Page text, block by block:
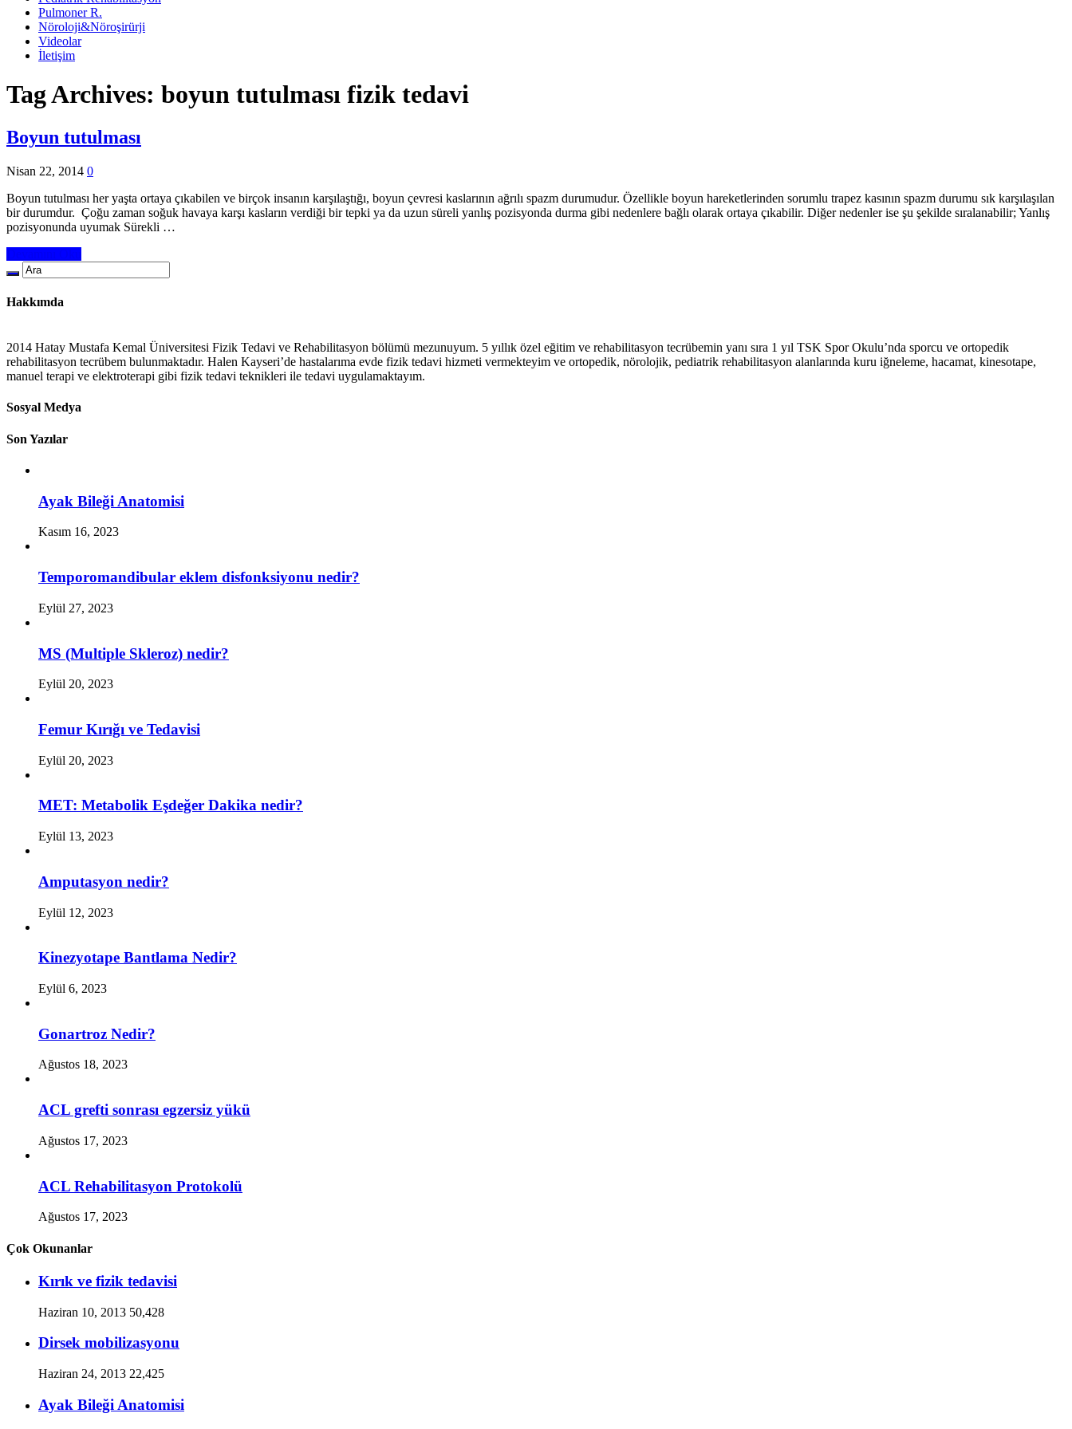
Pulmoner R.
Nöroloji&Nöroşirürji
Videolar
İletişim
Tag Archives: boyun tutulması fizik tedavi
Boyun tutulması
Nisan 22, 2014 0
Boyun tutulması her yaşta ortaya çıkabilen ve birçok insanın karşılaştığı, boyun çevresi kaslarının ağrılı spazm durumudur. Özellikle boyun hareketlerinden sorumlu trapez kasının spazm durumu sık karşılaşılan
bir durumdur. Çoğu zaman soğuk havaya karşı kasların verdiği bir tepki ya da uzun süreli yanlış pozisyonda durma gibi nedenlere bağlı olarak ortaya çıkabilir. Diğer nedenler ise şu şekilde sıralanabilir; Yanlış
pozisyonunda uyumak Sürekli …
Hakkımda
2014 Hatay Mustafa Kemal Üniversitesi Fizik Tedavi ve Rehabilitasyon bölümü mezunuyum. 5 yıllık özel eğitim ve rehabilitasyon tecrübemin yanı sıra 1 yıl TSK Spor Okulu’nda sporcu ve ortopedik
rehabilitasyon tecrübem bulunmaktadır. Halen Kayseri’de hastalarıma evde fizik tedavi hizmeti vermekteyim ve ortopedik, nörolojik, pediatrik rehabilitasyon alanlarında kuru iğneleme, hacamat, kinesotape,
manuel terapi ve elektroterapi gibi fizik tedavi teknikleri ile tedavi uygulamaktayım.
Sosyal Medya
Son Yazılar
Ayak Bileği Anatomisi
Kasım 16, 2023
Temporomandibular eklem disfonksiyonu nedir?
Eylül 27, 2023
MS (Multiple Skleroz) nedir?
Eylül 20, 2023
Femur Kırığı ve Tedavisi
Eylül 20, 2023
MET: Metabolik Eşdeğer Dakika nedir?
Eylül 13, 2023
Amputasyon nedir?
Eylül 12, 2023
Kinezyotape Bantlama Nedir?
Eylül 6, 2023
Gonartroz Nedir?
Ağustos 18, 2023
ACL grefti sonrası egzersiz yükü
Ağustos 17, 2023
ACL Rehabilitasyon Protokolü
Ağustos 17, 2023
Çok Okunanlar
Kırık ve fizik tedavisi
Haziran 10, 2013 50,428
Dirsek mobilizasyonu
Haziran 24, 2013 22,425
Ayak Bileği Anatomisi